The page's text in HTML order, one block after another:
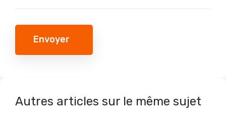
Envoyer
Autres articles sur le même sujet